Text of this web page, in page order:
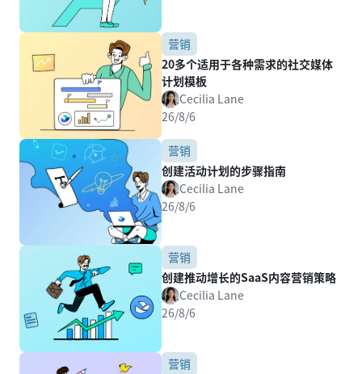
营销
20多个适用于各种需求的社交媒体
计划模板
Cecilia Lane
26/8/6
营销
创建活动计划的步骤指南
Cecilia Lane
26/8/6
营销
创建推动增长的SaaS内容营销策略
Cecilia Lane
26/8/6
营销